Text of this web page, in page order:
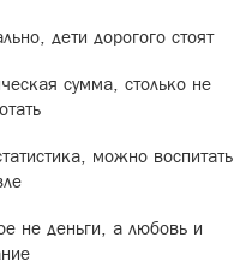
дети дорогого стоят
сумма, столько не
можно воспитать
не деньги, а любовь и